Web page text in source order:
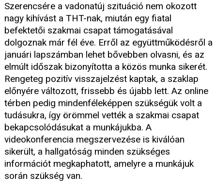
Szerencsére a vadonatúj szituáció nem okozott
nagy kihívást a THT-nak, miután egy fiatal
befektetői szakmai csapat támogatásával
dolgoznak már fél éve. Erről az együttműködésről a
januári lapszámban lehet bővebben olvasni, és az
elmúlt időszak bizonyította a közös munka sikerét.
Rengeteg pozitív visszajelzést kaptak, a szaklap
előnyére változott, frissebb és újabb lett. Az online
térben pedig mindenféleképpen szükségük volt a
tudásukra, így örömmel vették a szakmai csapat
bekapcsolódásukat a munkájukba. A
videokonferencia megszervezése is kiválóan
sikerült, a hallgatóság minden szükséges
információt megkaphatott, amelyre a munkájuk
során szükség van.